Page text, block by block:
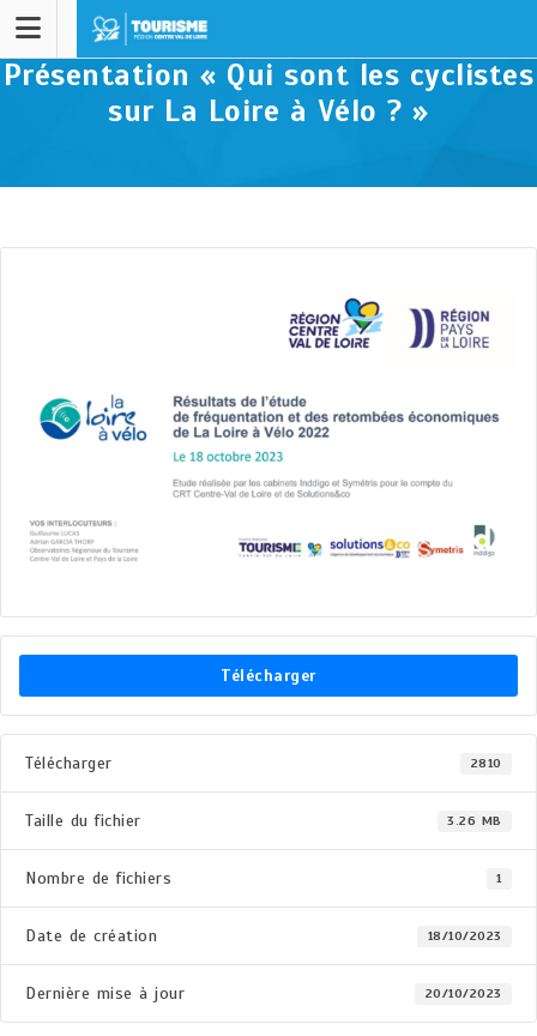
Présentation « Qui sont les cyclistes
sur La Loire à Vélo ? »
Télécharger
Télécharger 2810
Taille du fichier 3.26 MB
Nombre de fichiers 1
Date de création 18/10/2023
Dernière mise à jour 20/10/2023